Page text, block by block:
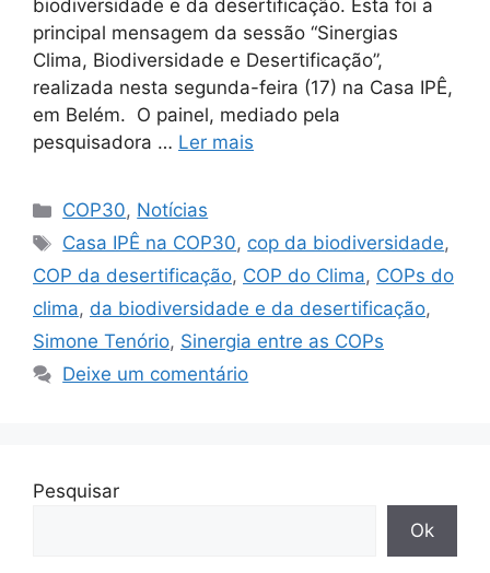
biodiversidade e da desertificação. Esta foi a
principal mensagem da sessão “Sinergias
Clima, Biodiversidade e Desertificação”,
realizada nesta segunda-feira (17) na Casa IPÊ,
em Belém. O painel, mediado pela
pesquisadora … Ler mais
COP30, Notícias
Casa IPÊ na COP30, cop da biodiversidade,
COP da desertificação, COP do Clima, COPs do
clima, da biodiversidade e da desertificação,
Simone Tenório, Sinergia entre as COPs
Deixe um comentário
Pesquisar
Ok